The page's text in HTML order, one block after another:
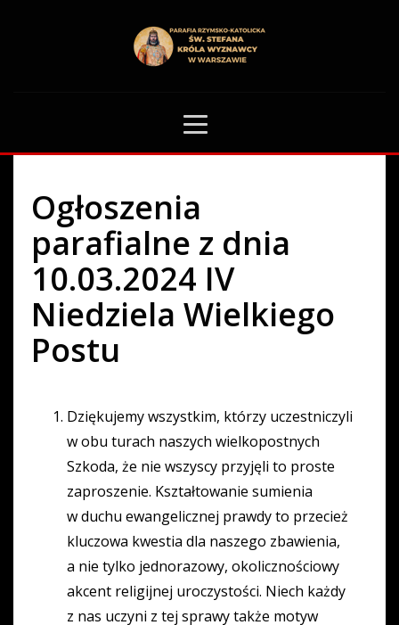
OGŁOSZENIA PARAFIALNE
OGŁOSZENIA PARAFIALNE Z DNIA 10.03.2024 IV NIEDZIELA WIELKIEGO
Ogłoszenia
parafialne z dnia
10.03.2024 IV
Niedziela Wielkiego
Postu
Dziękujemy wszystkim, którzy uczestniczyli
w obu turach naszych wielkopostnych
Szkoda, że nie wszyscy przyjęli to proste
zaproszenie. Kształtowanie sumienia
w duchu ewangelicznej prawdy to przecież
kluczowa kwestia dla naszego zbawienia,
a nie tylko jednorazowy, okolicznościowy
akcent religijnej uroczystości. Niech każdy
z nas uczyni z tej sprawy także motyw